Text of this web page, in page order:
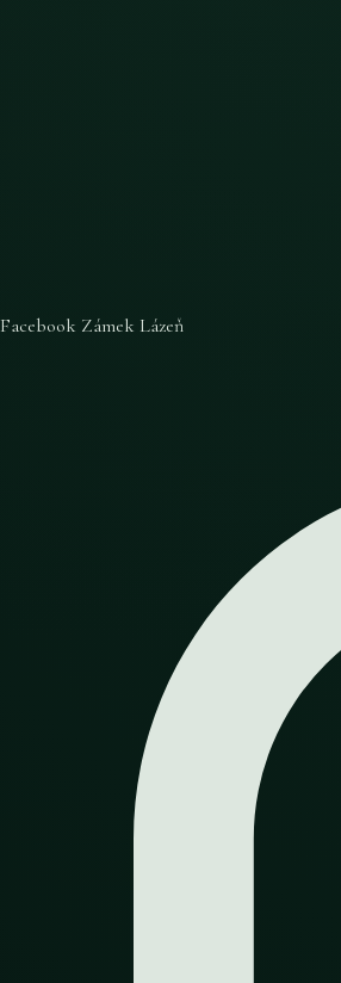
Facebook Zámek Lázeň